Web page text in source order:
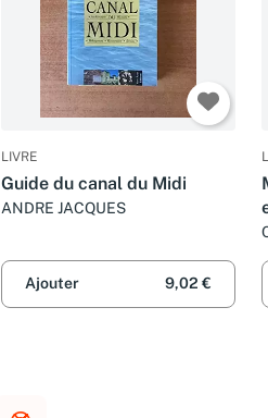
LIVRE
Guide du canal du Midi
ANDRE JACQUES
Ajouter 9,02 €